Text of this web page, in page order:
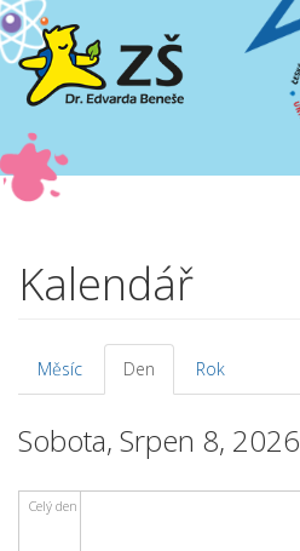
Přejít k hlavnímu obsahu
Kalendář
Hlavní záložky
Měsíc Den (aktivní
záložka)
Rok
Sobota, Srpen 8, 2026
Celý den